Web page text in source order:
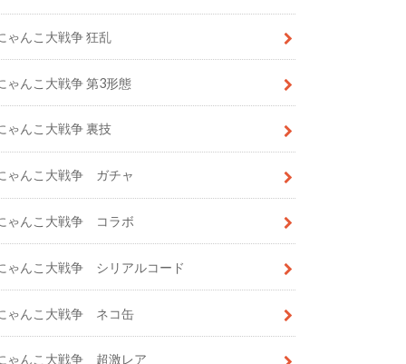
ゃんこ大戦争 狂乱
ゃんこ大戦争 第3形態
ゃんこ大戦争 裏技
ゃんこ大戦争 ガチャ
ゃんこ大戦争 コラボ
ゃんこ大戦争 シリアルコード
ゃんこ大戦争 ネコ缶
ゃんこ大戦争 超激レア